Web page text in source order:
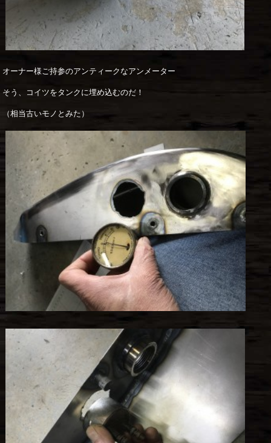
オーナー様ご持参のアンティークなアンメーター
そう、コイツをタンクに埋め込むのだ！
（相当古いモノとみた）